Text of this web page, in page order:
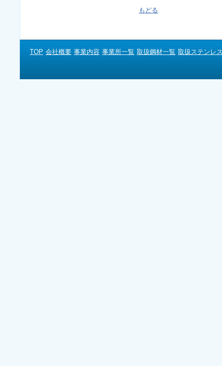
もどる
TOP 会社概要 事業内容 事業所一覧 取扱鋼材一覧 取扱ステンレ